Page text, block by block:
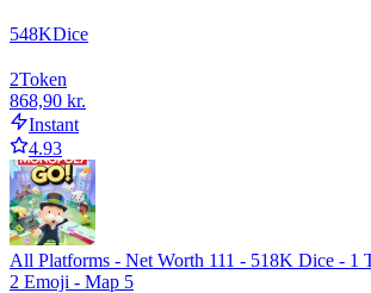
548KDice
2Token
868,90 kr.
Instant
4.93
All Platforms - Net Worth 111 - 518K Dice - 1
2 Emoji - Map 5